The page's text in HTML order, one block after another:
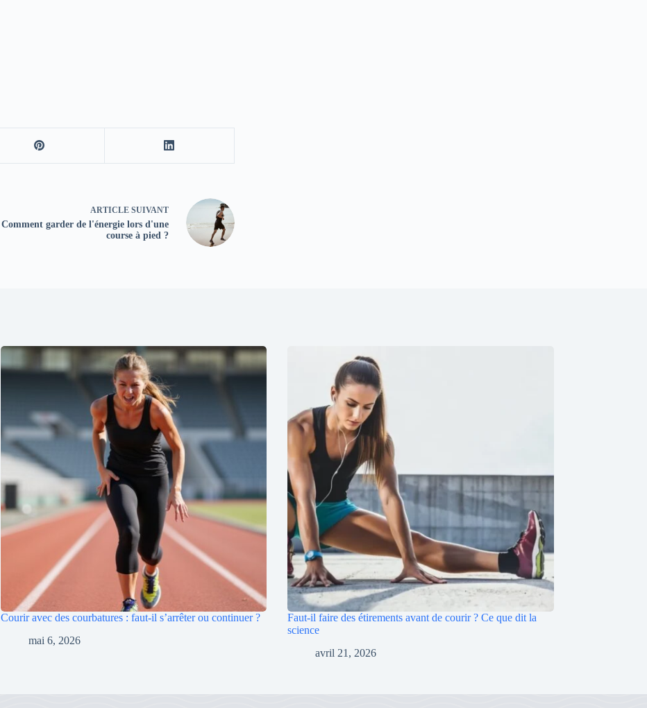
ARTICLE SUIVANT
Comment garder de l'énergie lors d'une
course à pied ?
Courir avec des courbatures : faut-il s’arrêter ou continuer ?
mai 6, 2026
Faut-il faire des étirements avant de courir ? Ce que dit la
science
avril 21, 2026